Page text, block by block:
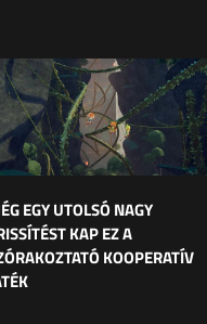
EGY UTOLSÓ NAGY
KAP EZ A
KOOPERATÍV